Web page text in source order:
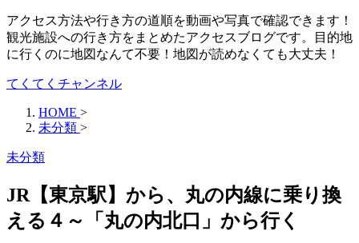
アクセス方法や行き方の道順を動画や写真で確認できます！
観光施設への行き方をまとめたアクセスブログです。目的地
に行くのに地図なんて不要！地図が読めなくても大丈夫！
てくてくチャンネル
HOME >
未分類 >
未分類
JR【東京駅】から、丸の内線に乗り換
える４～「丸の内北口」から行く